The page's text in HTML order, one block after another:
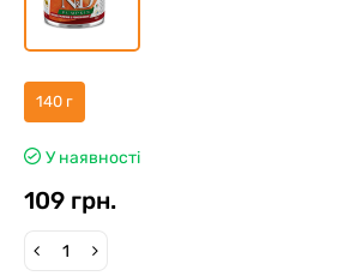
140 г
У наявності
109 грн.